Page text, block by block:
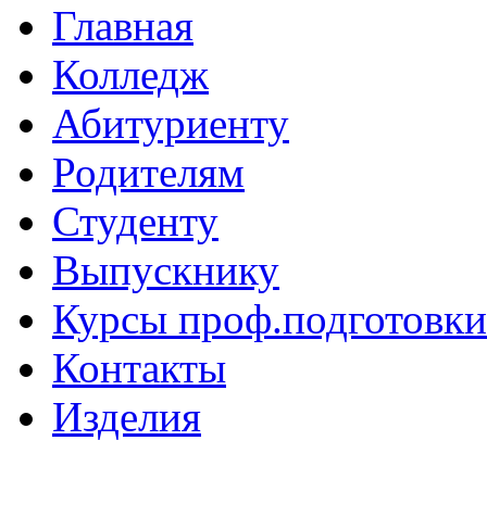
Главная
Колледж
Абитуриенту
Родителям
Студенту
Выпускнику
Курсы проф.подготовки
Контакты
Изделия